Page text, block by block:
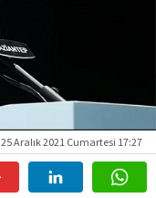
25 Aralık 2021 Cumartesi 17:27